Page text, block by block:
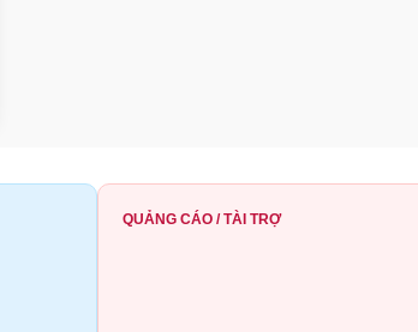
QUẢNG CÁO / TÀI TRỢ